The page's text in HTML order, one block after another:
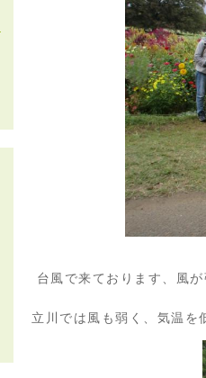
台風で来ております、風
立川では風も弱く、気温を